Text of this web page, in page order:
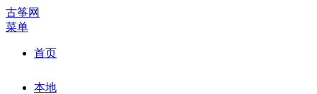
古筝网
菜单
首页
本地